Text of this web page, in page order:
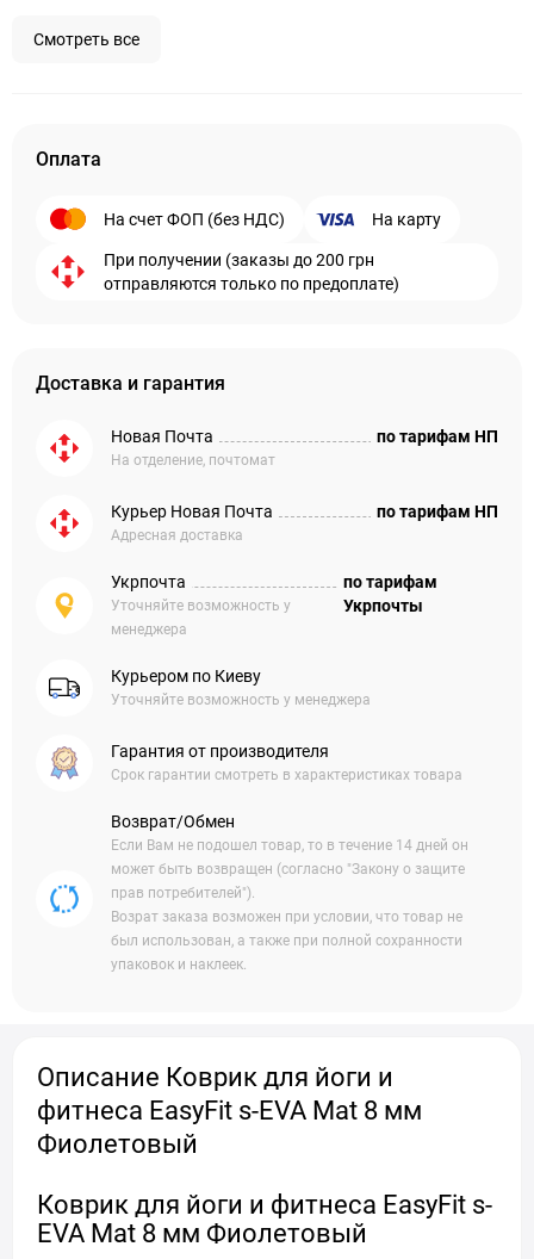
Смотреть все
Оплата
На счет ФОП (без НДС) На карту
При получении (заказы до 200 грн
отправляются только по предоплате)
Доставка и гарантия
Новая Почта
На отделение, почтомат
по тарифам НП
Курьер Новая Почта
Адресная доставка
по тарифам НП
Укрпочта
Уточняйте возможность у
менеджера
по тарифам
Укрпочты
Курьером по Киеву
Уточняйте возможность у менеджера
Гарантия от производителя
Срок гарантии смотреть в характеристиках товара
Возврат/Обмен
Если Вам не подошел товар, то в течение 14 дней он
может быть возвращен (согласно "Закону о защите
прав потребителей").
Возрат заказа возможен при условии, что товар не
был использован, а также при полной сохранности
упаковок и наклеек.
Описание Коврик для йоги и
фитнеса EasyFit s-EVA Mat 8 мм
Фиолетовый
Коврик для йоги и фитнеса EasyFit s-
EVA Mat 8 мм Фиолетовый